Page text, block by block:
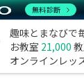
趣味とまなびで
お教室 21,000
オンラインレッ
無料診断